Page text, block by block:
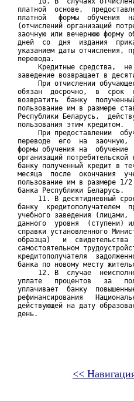
платной  основе,
платной   формы  обучения
(отчислений организаций
заочную или вечернюю форму
дней  со  дня  издания
указанием даты отчисления,
перевода.
Кредитные средства,
заведение возвращает в
При отчислении
обязан  досрочно,  в  срок
возвратить  банку
пользование им в размере
Республики Беларусь,
пользования этим кредитом.
При предоставлении
переводе  его  на  заочную,
формы обучения на
организаций потребительской
банку полученный кредит в
месяца  после  окончания
пользование им в размере 1/
банка Республики Беларусь.
11. В десятидневный
банку  кредитополучателем
учебного заведения (лицами,
данного  уровня  (ступени)
справки установленного
образца)   и
самостоятельном
кредитополучателя
банка по новому месту
12. В  случае
уплате   процентов   за
уплачивает  банку
рефинансирования
действующей на дату
день.
<<